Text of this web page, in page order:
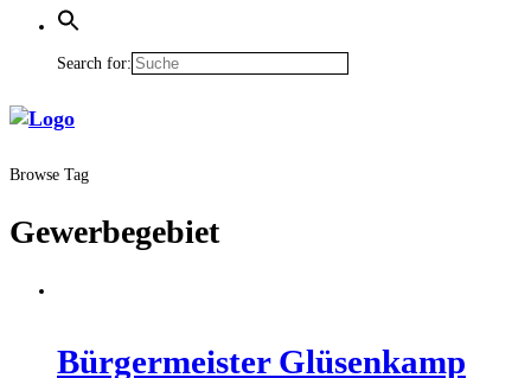
Search for:
Browse Tag
Gewerbegebiet
Bür­ger­meis­ter Glüsen­kamp